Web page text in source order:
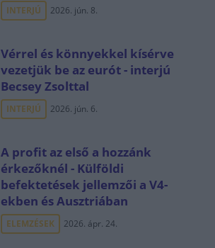
INTERJÚ 2026. jún. 8.
Vérrel és könnyekkel kísérve
vezetjük be az eurót - interjú
Becsey Zsolttal
INTERJÚ 2026. jún. 6.
A profit az első a hozzánk
érkezőknél - Külföldi
befektetések jellemzői a V4-
ekben és Ausztriában
ELEMZÉSEK 2026. ápr. 24.